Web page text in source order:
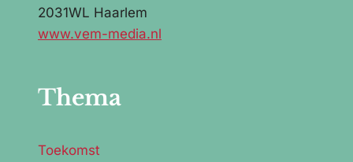
2031WL Haarlem
www.vem-media.nl
Thema
Toekomst